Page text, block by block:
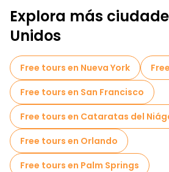
Free tours nocturnos a pie en Las
Tours en bicicleta en Las Vegas
Tours gastronómicos en Las
Explora más
Unidos
Free tours en Nueva York
Free tours en San Francisco
Free tours en Cataratas del
Free tours en Orlando
Free tours en Palm Springs